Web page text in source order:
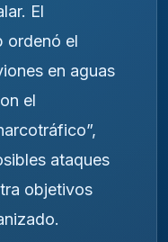
El
ordenó el
en aguas
el
ataques
objetivos